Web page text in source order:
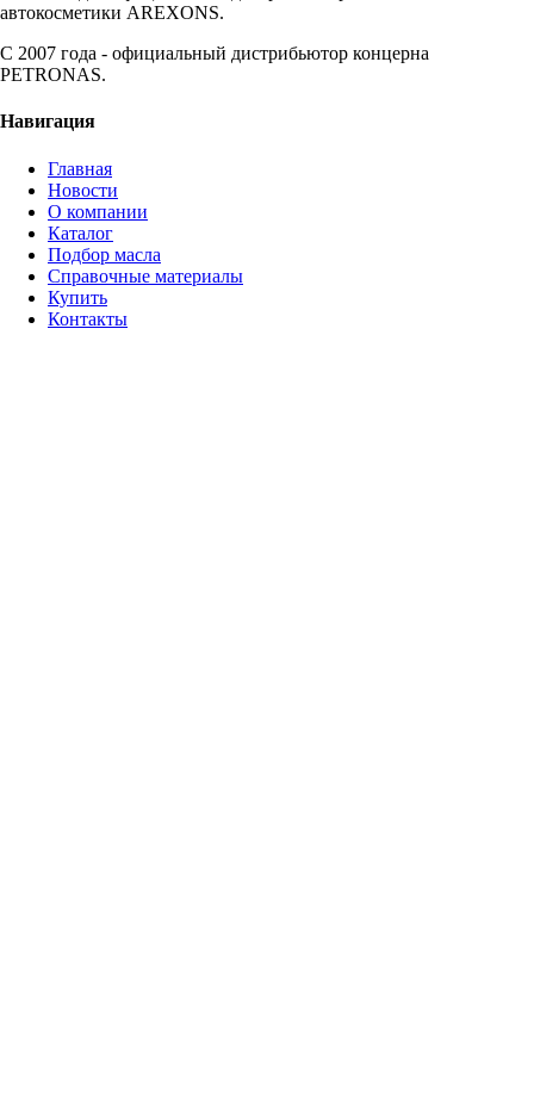
автокосметики AREXONS.
С 2007 года - официальный дистрибьютор концерна
PETRONAS.
Навигация
Главная
Новости
О компании
Каталог
Подбор масла
Справочные материалы
Купить
Контакты